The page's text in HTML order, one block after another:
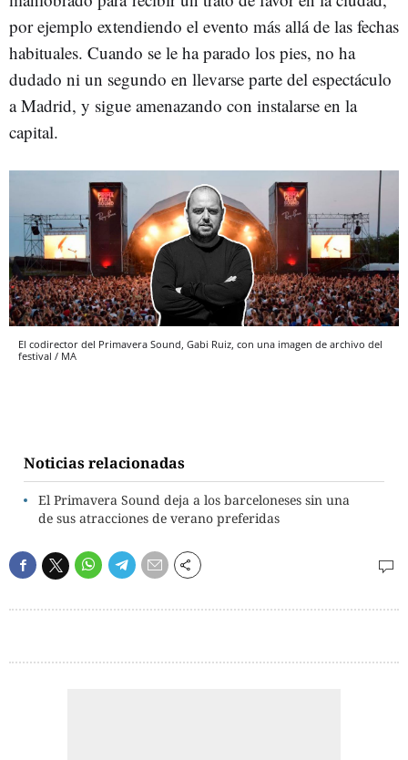
por ejemplo extendiendo el evento más allá de las fechas
habituales. Cuando se le ha parado los pies, no ha
dudado ni un segundo en llevarse parte del espectáculo
a Madrid, y sigue amenazando con instalarse en la
capital.
El codirector del Primavera Sound, Gabi Ruiz, con una imagen de archivo del
festival / MA
Noticias relacionadas
El Primavera Sound deja a los barceloneses sin una
de sus atracciones de verano preferidas